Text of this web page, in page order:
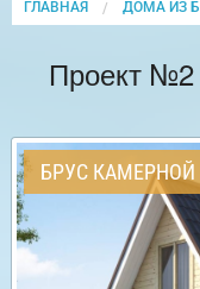
ГЛАВНАЯ ДОМА ИЗ
Проект
БРУС